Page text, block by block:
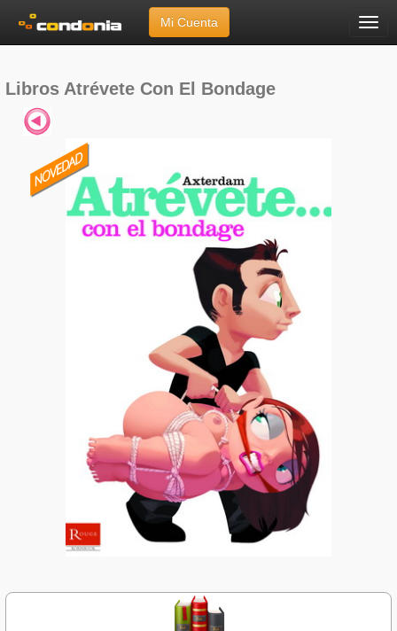
Menú
Mi Cuenta
Atrévete Con El Bondage
Libros Atrévete Con El Bondage